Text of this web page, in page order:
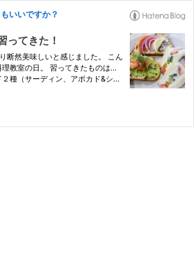
いいですか？
ってきた！
断然美味しいと感じました。 こん
教室の日。 習ってきたものは...
種（サーディン、アボカド&シュ